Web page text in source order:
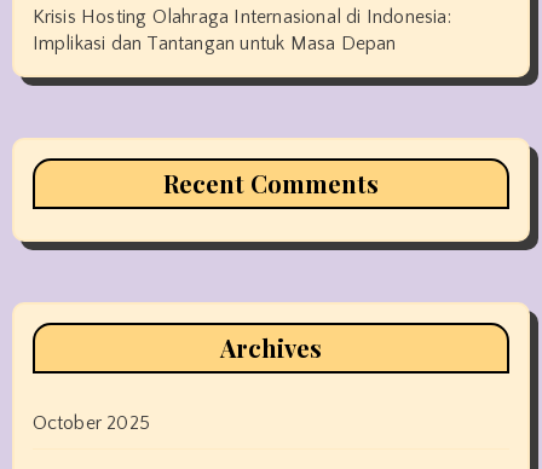
Krisis Hosting Olahraga Internasional di Indonesia:
Implikasi dan Tantangan untuk Masa Depan
Recent Comments
Archives
October 2025